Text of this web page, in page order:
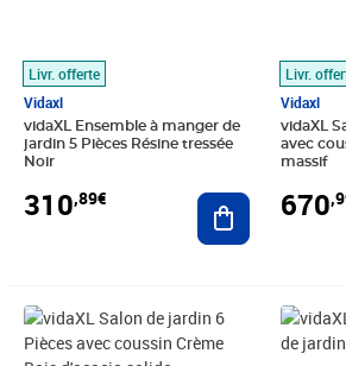
Livr. offerte
Vidaxl
vidaXL Ensemble à manger de
jardin 5 Pièces Résine tressée
Noir
310,89€ Ajouter au
Livr.
Vidaxl
vidaXL
avec
massif
670
Prix 666,89€ Prix
Prix